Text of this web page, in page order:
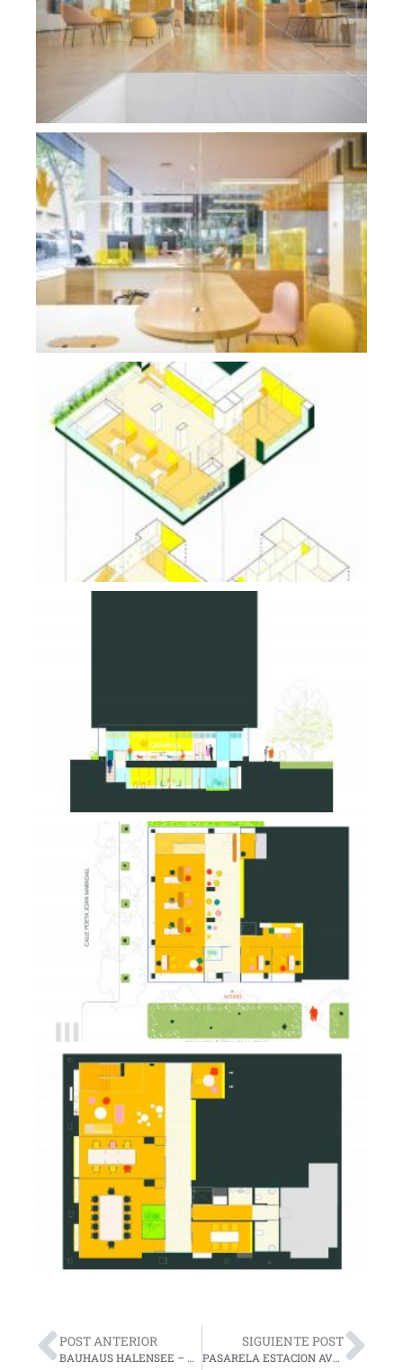
POST ANTERIOR
BAUHAUS HALENSEE – ARQ. THOMASMÜLLERIVANREIMANN GESELLSCHAFT VON ARCHITEKTEN MBH
SIGUIENTE POST
PASARELA ESTACION AVE SANTIAGO COMPOSTELA